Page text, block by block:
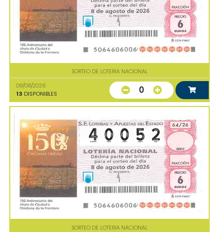
SORTEO DE LOTERIA NACIONAL
08/08/2026
13 DISPONIBLES 0
SORTEO DE LOTERIA NACIONAL